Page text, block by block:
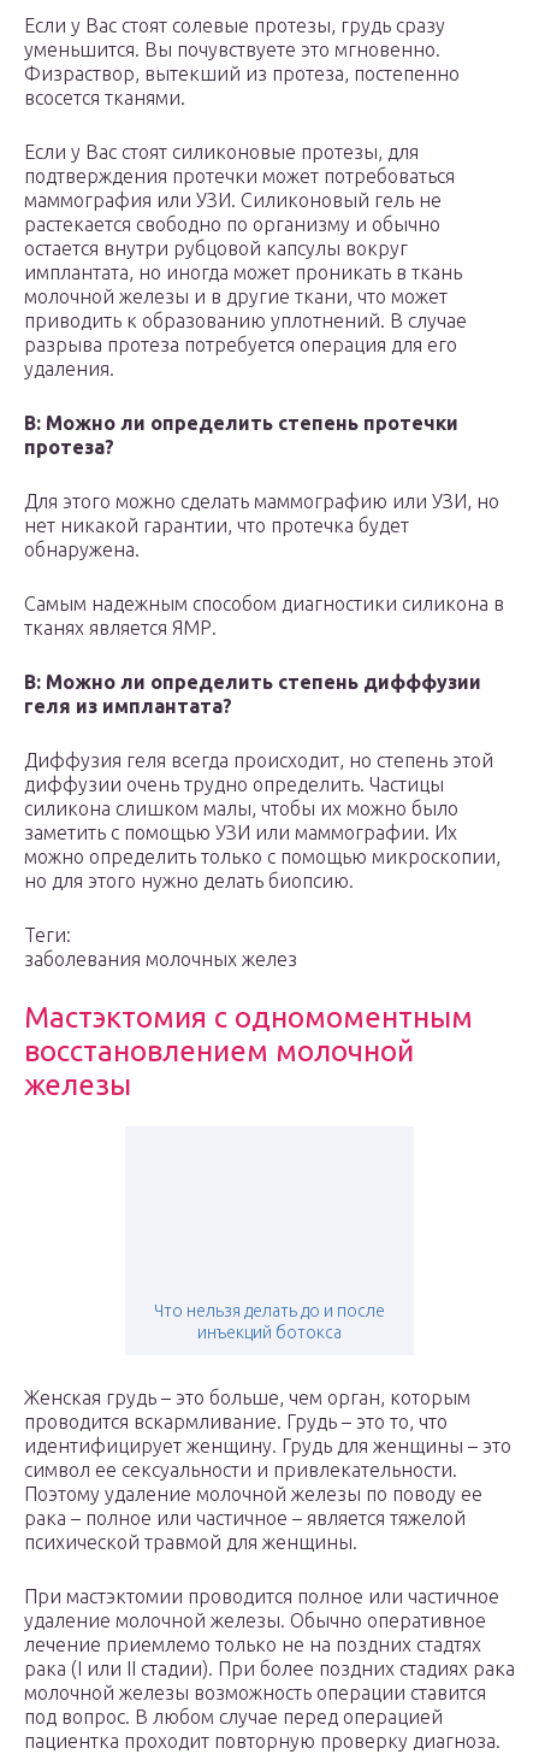
Если у Вас стоят солевые протезы, грудь сразу
уменьшится. Вы почувствуете это мгновенно.
Физраствор, вытекший из протеза, постепенно
всосется тканями.
Если у Вас стоят силиконовые протезы, для
подтверждения протечки может потребоваться
маммография или УЗИ. Силиконовый гель не
растекается свободно по организму и обычно
остается внутри рубцовой капсулы вокруг
имплантата, но иногда может проникать в ткань
молочной железы и в другие ткани, что может
приводить к образованию уплотнений. В случае
разрыва протеза потребуется операция для его
удаления.
В: Можно ли определить степень протечки
протеза?
Для этого можно сделать маммографию или УЗИ, но
нет никакой гарантии, что протечка будет
обнаружена.
Самым надежным способом диагностики силикона в
тканях является ЯМР.
В: Можно ли определить степень дифффузии
геля из имплантата?
Диффузия геля всегда происходит, но степень этой
диффузии очень трудно определить. Частицы
силикона слишком малы, чтобы их можно было
заметить с помощью УЗИ или маммографии. Их
можно определить только с помощью микроскопии,
но для этого нужно делать биопсию.
Теги:
заболевания молочных желез
Мастэктомия с одномоментным
восстановлением молочной
железы
Что нельзя делать до и после
инъекций ботокса
Женская грудь – это больше, чем орган, которым
проводится вскармливание. Грудь – это то, что
идентифицирует женщину. Грудь для женщины – это
символ ее сексуальности и привлекательности.
Поэтому удаление молочной железы по поводу ее
рака – полное или частичное – является тяжелой
психической травмой для женщины.
При мастэктомии проводится полное или частичное
удаление молочной железы. Обычно оперативное
лечение приемлемо только не на поздних стадтях
рака (I или II стадии). При более поздних стадиях рака
молочной железы возможность операции ставится
под вопрос. В любом случае перед операцией
пациентка проходит повторную проверку диагноза.